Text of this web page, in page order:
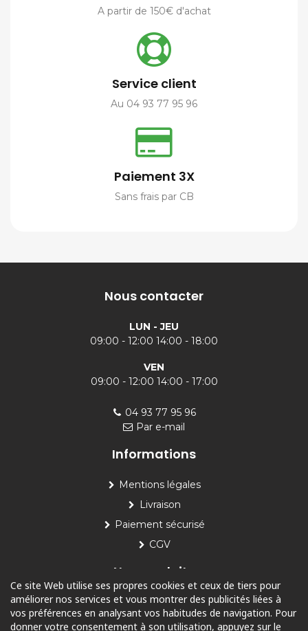
A partir de 150€ d'achat
Service client
Au 04 93 77 95 96
Paiement 3X
Sans frais par CB
Nous contacter
LUN - JEU
09:00 - 12:00 14:00 - 18:00
VEN
09:00 - 12:00 14:00 - 17:00
04 93 77 95 96
Par e-mail
Informations
Mentions légales
Livraison
Paiement sécurisé
CGV
Nos produits
Piscine
Jardin
Ce site Web utilise ses propres cookies et ceux de tiers pour
améliorer nos services et vous montrer des publicités liées à
vos préférences en analysant vos habitudes de navigation. Pour
donner votre consentement à son utilisation, appuyez sur le